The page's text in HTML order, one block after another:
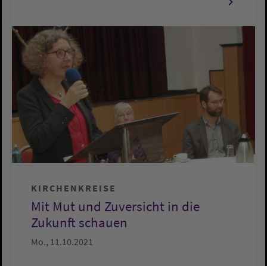
KIRCHENKREISE
Mit Mut und Zuversicht in die
Zukunft schauen
Mo., 11.10.2021